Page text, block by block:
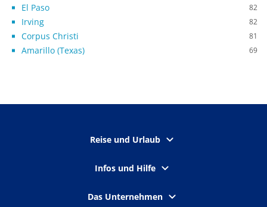
El Paso 82
Irving 82
Corpus Christi 81
Amarillo (Texas) 69
Reise und Urlaub
Infos und Hilfe
Das Unternehmen